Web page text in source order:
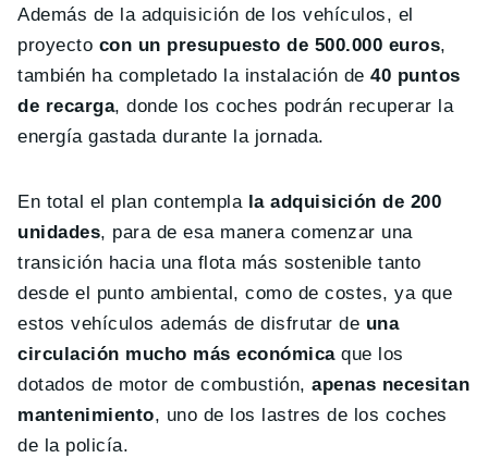
Además de la adquisición de los vehículos, el
proyecto con un presupuesto de 500.000 euros,
también ha completado la instalación de40 puntos
de recarga, donde los coches podrán recuperar la
energía gastada durante la jornada.
En total el plan contempla la adquisición de 200
unidades, para de esa manera comenzar una
transición hacia una flota más sostenible tanto
desde el punto ambiental, como de costes, ya que
estos vehículos además de disfrutar de una
circulación mucho más económicaque los
dotados de motor de combustión,apenas necesitan
mantenimiento, uno de los lastres de los coches
de la policía.